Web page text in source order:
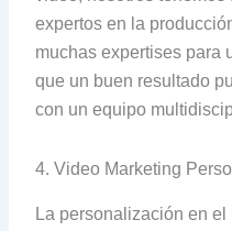
expertos en la
muchas expertises para
que un buen resultado
con un equipo
4. Video Marketing
La personalización en